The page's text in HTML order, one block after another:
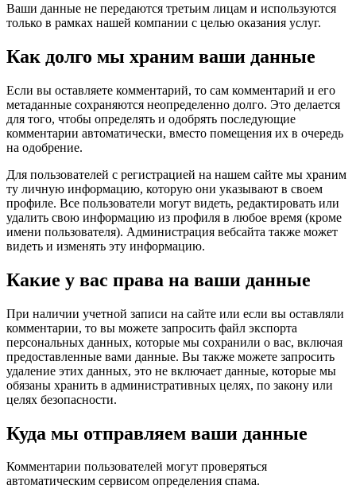
Ваши данные не передаются третьим лицам и используются
только в рамках нашей компании с целью оказания услуг.
Как долго мы храним ваши данные
Если вы оставляете комментарий, то сам комментарий и его
метаданные сохраняются неопределенно долго. Это делается
для того, чтобы определять и одобрять последующие
комментарии автоматически, вместо помещения их в очередь
на одобрение.
Для пользователей с регистрацией на нашем сайте мы храним
ту личную информацию, которую они указывают в своем
профиле. Все пользователи могут видеть, редактировать или
удалить свою информацию из профиля в любое время (кроме
имени пользователя). Администрация вебсайта также может
видеть и изменять эту информацию.
Какие у вас права на ваши данные
При наличии учетной записи на сайте или если вы оставляли
комментарии, то вы можете запросить файл экспорта
персональных данных, которые мы сохранили о вас, включая
предоставленные вами данные. Вы также можете запросить
удаление этих данных, это не включает данные, которые мы
обязаны хранить в административных целях, по закону или
целях безопасности.
Куда мы отправляем ваши данные
Комментарии пользователей могут проверяться
автоматическим сервисом определения спама.